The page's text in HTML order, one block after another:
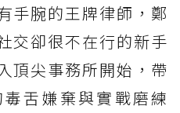
手腕的王牌律師，鄭
交卻很不在行的新手
頂尖事務所開始，帶
舌嫌棄與實戰磨練